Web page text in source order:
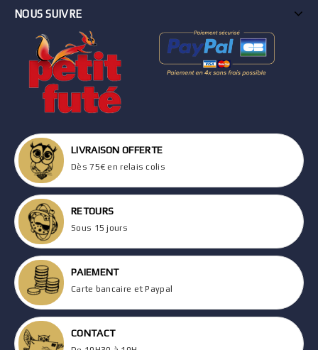
NOUS SUIVRE
LIVRAISON OFFERTE
Dès 75€ en relais colis
RETOURS
Sous 15 jours
PAIEMENT
Carte bancaire et Paypal
CONTACT